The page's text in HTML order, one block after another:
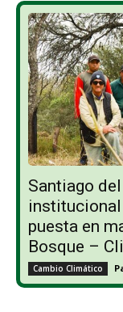
Santiago
institucional
puesta en
Bosque –
Cambio Climático